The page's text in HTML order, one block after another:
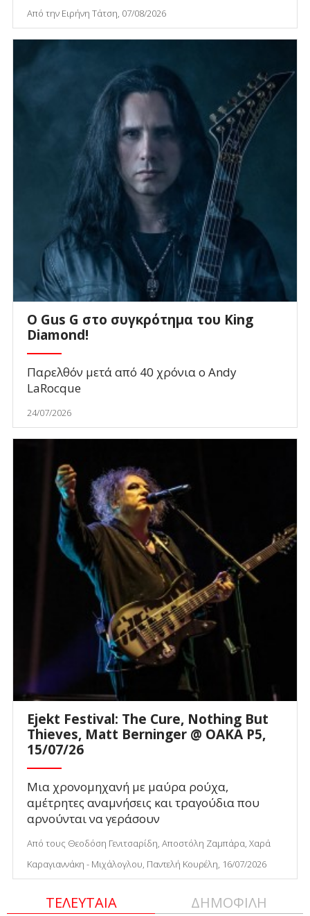
Από την Ειρήνη Τάτση, 07/08/2026
O Gus G στο συγκρότημα του King
Diamond!
Παρελθόν μετά από 40 χρόνια ο Andy
LaRocque
24/07/2026
Ejekt Festival: The Cure, Nothing But
Thieves, Matt Berninger @ ΟΑΚΑ P5,
15/07/26
Μια χρονομηχανή με μαύρα ρούχα,
αμέτρητες αναμνήσεις και τραγούδια που
αρνούνται να γεράσουν
Από τους Θεοδόση Γενιτσαρίδη, Αποστόλη Ζαμπάρα, Χαρά
Καραγιαννάκη - Μιχάλογλου, Παντελή Κουρέλη, 16/07/2026
ΤΕΛΕΥΤΑΙΑ ΔΗΜΟΦΙΛΗ